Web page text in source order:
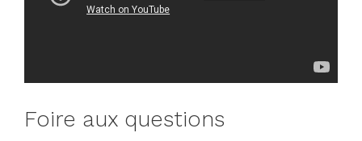
Foire aux questions